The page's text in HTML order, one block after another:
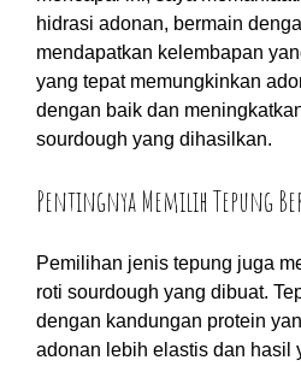
hidrasi adonan, bermain
mendapatkan kelembapan
yang tepat memungkinkan
dengan baik dan
sourdough yang dihasilkan.
Pentingnya Memilih Tepung
Pemilihan jenis tepung juga
roti sourdough yang dibuat.
dengan kandungan protein
adonan lebih elastis dan hasil